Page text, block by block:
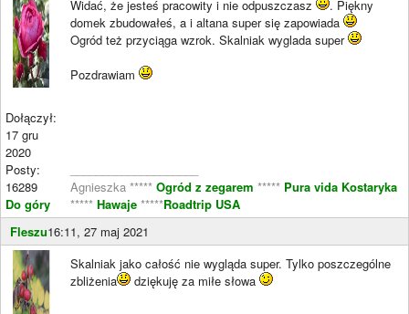
Dołączył:
17 gru
2020
Posty:
16289
Do góry
Widać, że jesteś pracowity i nie odpuszczasz
. Piękny
domek zbudowałeś, a i altana super się zapowiada
Ogród też przyciąga wzrok. Skalniak wyglada super
Pozdrawiam
Agnieszka ***** Ogród z zegarem ***** Pura vida Kostaryka
***** Hawaje *****Roadtrip USA
Fleszu16:11, 27 maj 2021
Skalniak jako całość nie wygląda super. Tylko poszczególne
zbliżenia
dziękuję za miłe słowa